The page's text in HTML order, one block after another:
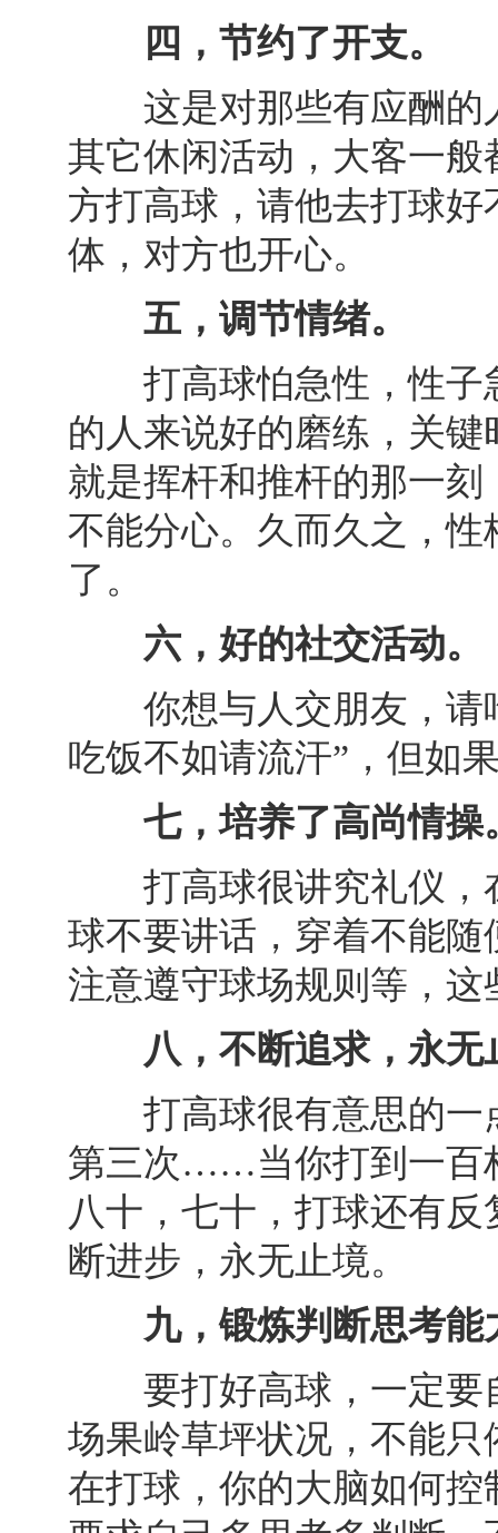
四，节约了开支。
这是对那些有应酬的
其它休闲活动，大客一
方打高球，请他去打球
体，对方也开心。
五，调节情绪。
打高球怕急性，性子
的人来说好的磨练，关
就是挥杆和推杆的那一
不能分心。久而久之，
了。
六，好的社交活动。
你想与人交朋友，请
吃饭不如请流汗”，但如
七，培养了高尚情操
打高球很讲究礼仪，
球不要讲话，穿着不能
注意遵守球场规则等，
八，不断追求，永无
打高球很有意思的一
第三次……当你打到一百
八十，七十，打球还有
断进步，永无止境。
九，锻炼判断思考能
要打好高球，一定要
场果岭草坪状况，不能
在打球，你的大脑如何